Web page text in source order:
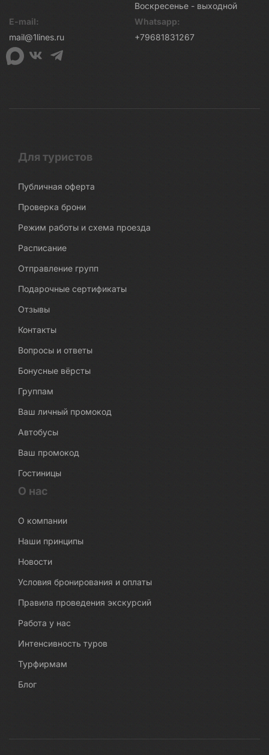
Воскресенье - выходной
E-mail:
mail@1lines.ru
Whatsapp:
+79681831267
Для туристов
Публичная оферта
Проверка брони
Режим работы и схема проезда
Расписание
Отправление групп
Подарочные сертификаты
Отзывы
Контакты
Вопросы и ответы
Бонусные вёрсты
Группам
Ваш личный промокод
Автобусы
Ваш промокод
Гостиницы
О нас
О компании
Наши принципы
Новости
Условия бронирования и оплаты
Правила проведения экскурсий
Работа у нас
Интенсивность туров
Турфирмам
Блог